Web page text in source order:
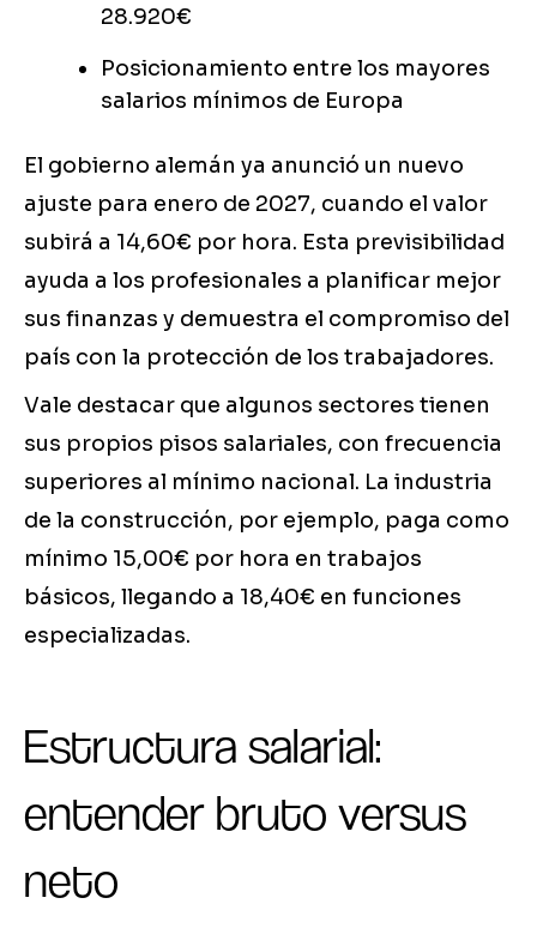
28.920€
Posicionamiento entre los mayores
salarios mínimos de Europa
El gobierno alemán ya anunció un nuevo
ajuste para enero de 2027, cuando el valor
subirá a 14,60€ por hora. Esta previsibilidad
ayuda a los profesionales a planificar mejor
sus finanzas y demuestra el compromiso del
país con la protección de los trabajadores.
Vale destacar que algunos sectores tienen
sus propios pisos salariales, con frecuencia
superiores al mínimo nacional. La industria
de la construcción, por ejemplo, paga como
mínimo 15,00€ por hora en trabajos
básicos, llegando a 18,40€ en funciones
especializadas.
Estructura salarial:
entender bruto versus
neto